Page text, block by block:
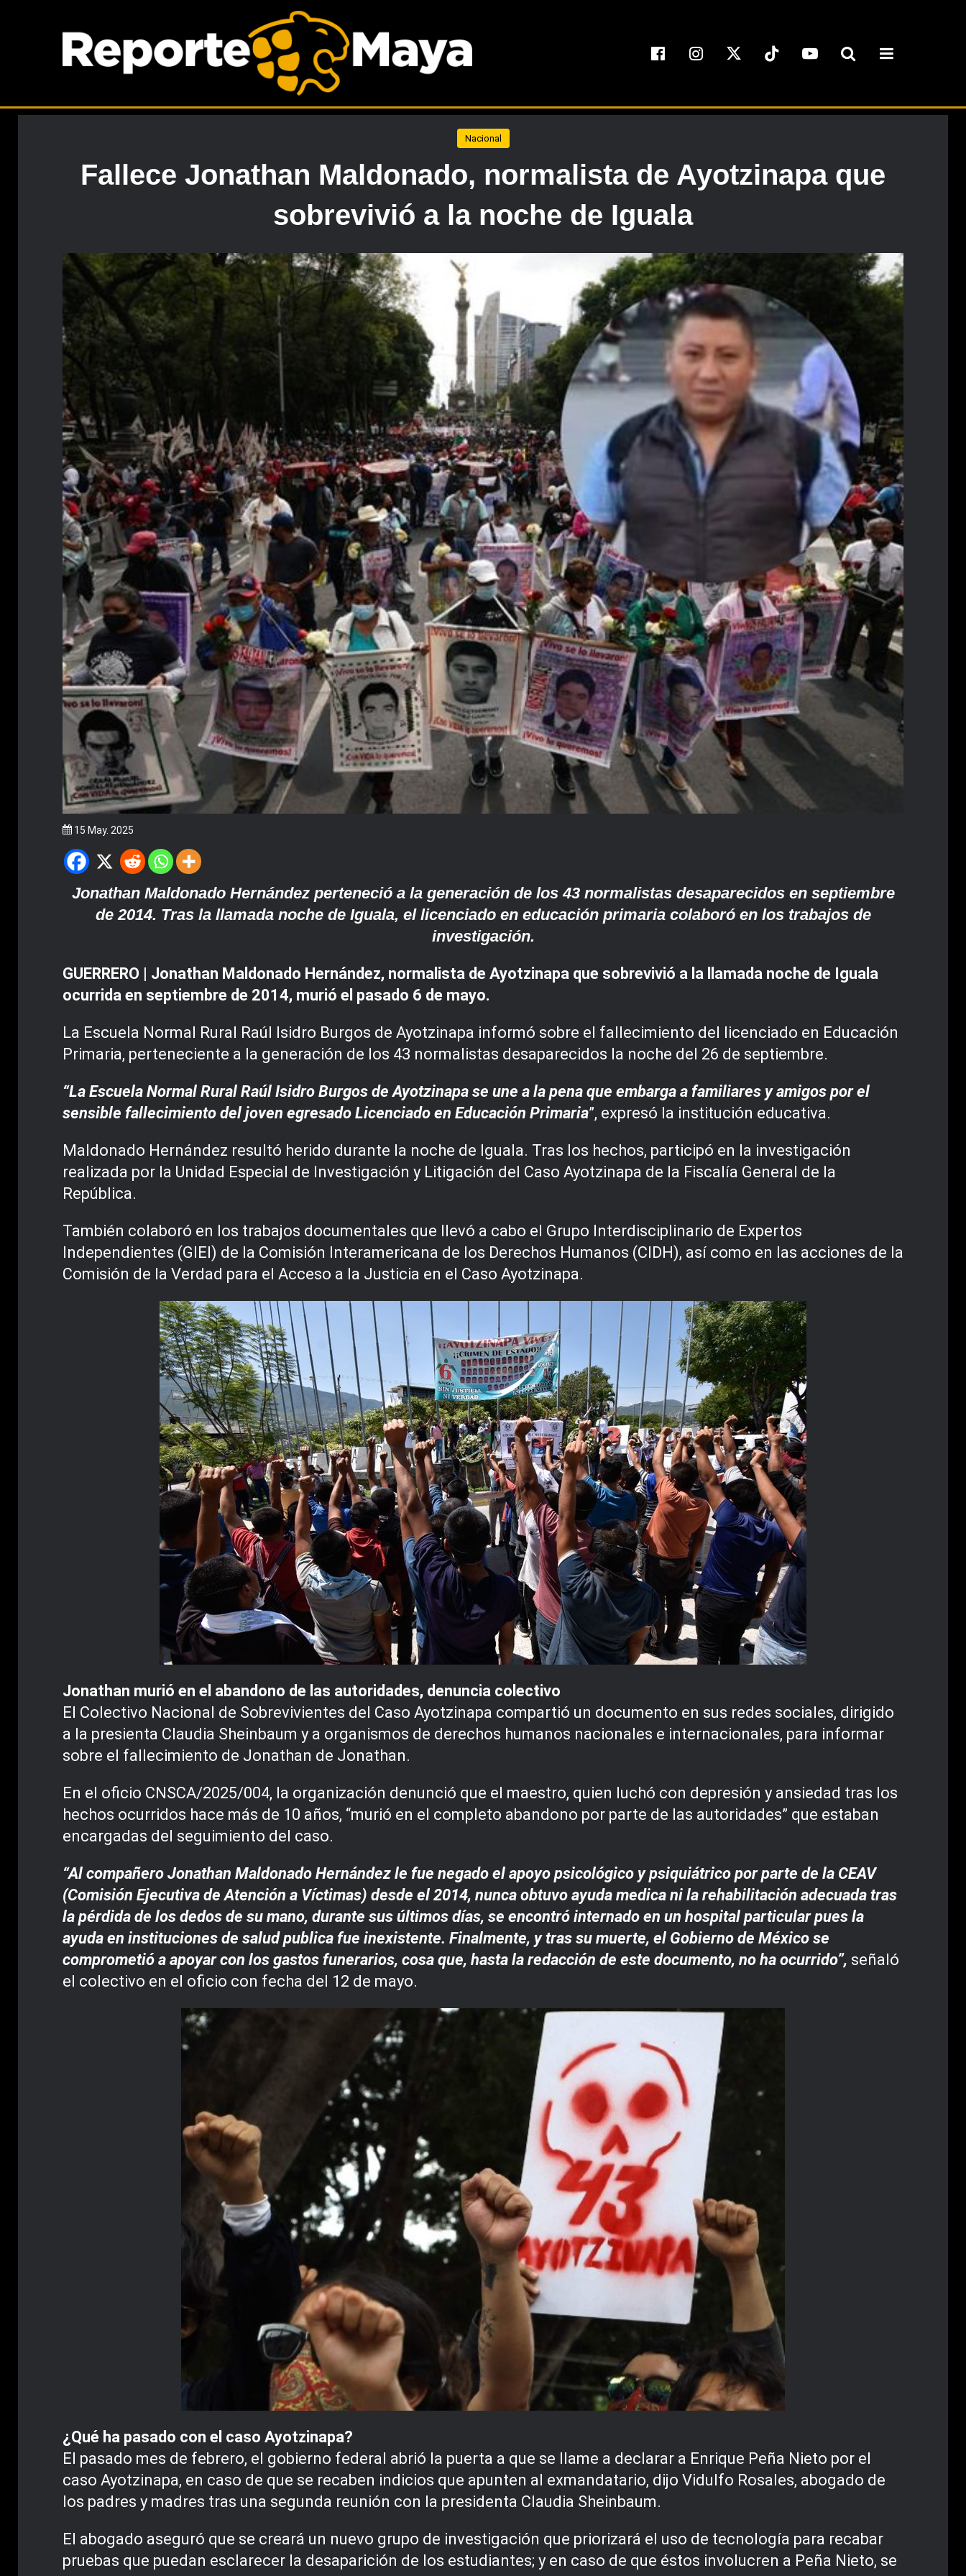
Nacional
Fallece Jonathan Maldonado, normalista de Ayotzinapa que
sobrevivió a la noche de Iguala
15 May. 2025
Jonathan Maldonado Hernández perteneció a la generación de los 43 normalistas desaparecidos en septiembre
de 2014. Tras la llamada noche de Iguala, el licenciado en educación primaria colaboró en los trabajos de
investigación.
GUERRERO | Jonathan Maldonado Hernández, normalista de Ayotzinapa que sobrevivió a la llamada noche de Iguala
ocurrida en septiembre de 2014, murió el pasado 6 de mayo.
La Escuela Normal Rural Raúl Isidro Burgos de Ayotzinapa informó sobre el fallecimiento del licenciado en Educación
Primaria, perteneciente a la generación de los 43 normalistas desaparecidos la noche del 26 de septiembre.
“La Escuela Normal Rural Raúl Isidro Burgos de Ayotzinapa se une a la pena que embarga a familiares y amigos por el
sensible fallecimiento del joven egresado Licenciado en Educación Primaria”, expresó la institución educativa.
Maldonado Hernández resultó herido durante la noche de Iguala. Tras los hechos, participó en la investigación
realizada por la Unidad Especial de Investigación y Litigación del Caso Ayotzinapa de la Fiscalía General de la
República.
También colaboró en los trabajos documentales que llevó a cabo el Grupo Interdisciplinario de Expertos
Independientes (GIEI) de la Comisión Interamericana de los Derechos Humanos (CIDH), así como en las acciones de la
Comisión de la Verdad para el Acceso a la Justicia en el Caso Ayotzinapa.
Jonathan murió en el abandono de las autoridades, denuncia colectivo
El Colectivo Nacional de Sobrevivientes del Caso Ayotzinapa compartió un documento en sus redes sociales, dirigido
a la presienta Claudia Sheinbaum y a organismos de derechos humanos nacionales e internacionales, para informar
sobre el fallecimiento de Jonathan de Jonathan.
En el oficio CNSCA/2025/004, la organización denunció que el maestro, quien luchó con depresión y ansiedad tras los
hechos ocurridos hace más de 10 años, “murió en el completo abandono por parte de las autoridades” que estaban
encargadas del seguimiento del caso.
“Al compañero Jonathan Maldonado Hernández le fue negado el apoyo psicológico y psiquiátrico por parte de la CEAV
(Comisión Ejecutiva de Atención a Víctimas) desde el 2014, nunca obtuvo ayuda medica ni la rehabilitación adecuada tras
la pérdida de los dedos de su mano, durante sus últimos días, se encontró internado en un hospital particular pues la
ayuda en instituciones de salud publica fue inexistente. Finalmente, y tras su muerte, el Gobierno de México se
comprometió a apoyar con los gastos funerarios, cosa que, hasta la redacción de este documento, no ha ocurrido”, señaló
el colectivo en el oficio con fecha del 12 de mayo.
¿Qué ha pasado con el caso Ayotzinapa?
El pasado mes de febrero, el gobierno federal abrió la puerta a que se llame a declarar a Enrique Peña Nieto por el
caso Ayotzinapa, en caso de que se recaben indicios que apunten al exmandatario, dijo Vidulfo Rosales, abogado de
los padres y madres tras una segunda reunión con la presidenta Claudia Sheinbaum.
El abogado aseguró que se creará un nuevo grupo de investigación que priorizará el uso de tecnología para recabar
pruebas que puedan esclarecer la desaparición de los estudiantes; y en caso de que éstos involucren a Peña Nieto, se